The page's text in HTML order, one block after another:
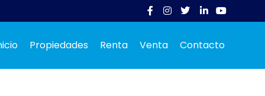
Propiedades Renta Venta Contacto